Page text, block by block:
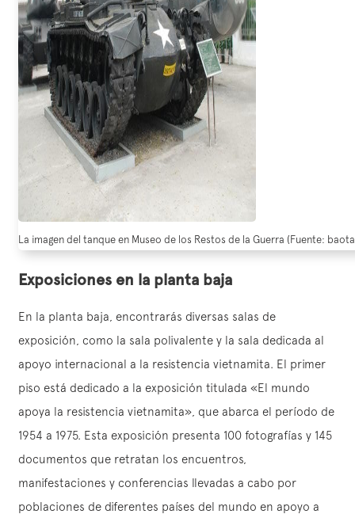
La imagen del tanque en Museo de los Restos de la Guerra (Fuente:
Exposiciones en la planta baja
En la planta baja, encontrarás diversas salas de
exposición, como la sala polivalente y la sala dedicada al
apoyo internacional a la resistencia vietnamita. El primer
piso está dedicado a la exposición titulada «El mundo
apoya la resistencia vietnamita», que abarca el período de
1954 a 1975. Esta exposición presenta 100 fotografías y 145
documentos que retratan los encuentros,
manifestaciones y conferencias llevadas a cabo por
poblaciones de diferentes países del mundo en apoyo a